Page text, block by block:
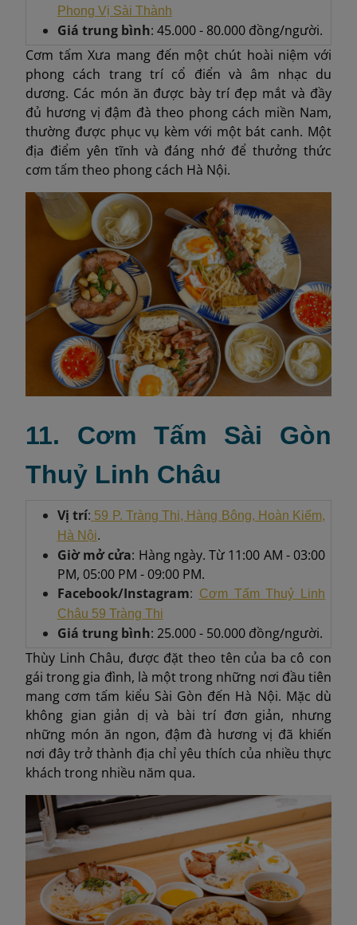
Phong Vị Sài Thành
Giá trung bình: 45.000 - 80.000 đồng/người.
Cơm tấm Xưa mang đến một chút hoài niệm với
phong cách trang trí cổ điển và âm nhạc du
dương. Các món ăn được bày trí đẹp mắt và đầy
đủ hương vị đậm đà theo phong cách miền Nam,
thường được phục vụ kèm với một bát canh. Một
địa điểm yên tĩnh và đáng nhớ để thưởng thức
cơm tấm theo phong cách Hà Nội.
11. Cơm Tấm Sài Gòn
Thuỷ Linh Châu
Vị trí: 59 P. Tràng Thi, Hàng Bông, Hoàn Kiếm,
Hà Nội.
Giờ mở cửa: Hàng ngày. Từ 11:00 AM - 03:00
PM, 05:00 PM - 09:00 PM.
Facebook/Instagram: Cơm Tấm Thuỷ Linh
Châu 59 Tràng Thi
Giá trung bình: 25.000 - 50.000 đồng/người.
Thùy Linh Châu, được đặt theo tên của ba cô con
gái trong gia đình, là một trong những nơi đầu tiên
mang cơm tấm kiểu Sài Gòn đến Hà Nội. Mặc dù
không gian giản dị và bài trí đơn giản, nhưng
những món ăn ngon, đậm đà hương vị đã khiến
nơi đây trở thành địa chỉ yêu thích của nhiều thực
khách trong nhiều năm qua.